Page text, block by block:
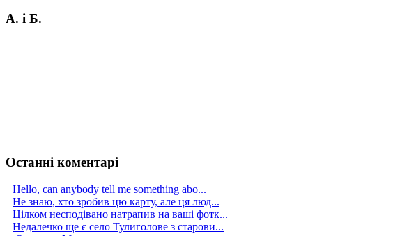
А. і Б.
Останні коментарі
Hello, can anybody tell me something abo...
Не знаю, хто зробив цю карту, але ця люд...
Цілком несподівано натрапив на ваші фотк...
Недалечко ще є село Тулиголове з старови...